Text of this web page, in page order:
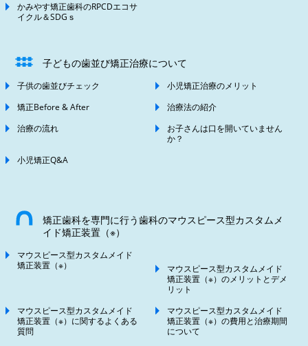
かみやす矯正歯科のRPCDエコサ
イクル＆SDGｓ
子どもの歯並び矯正治療について
子供の歯並びチェック
小児矯正治療のメリット
矯正Before & After
治療法の紹介
治療の流れ
お子さんは口を開いていません
か？
小児矯正Q&A
矯正歯科を専門に行う歯科のマウスピース型カスタムメ
イド矯正装置（※）
マウスピース型カスタムメイド
矯正装置（※）
マウスピース型カスタムメイド
矯正装置（※）のメリットとデメ
リット
マウスピース型カスタムメイド
矯正装置（※）に関するよくある
質問
マウスピース型カスタムメイド
矯正装置（※）の費用と治療期間
について